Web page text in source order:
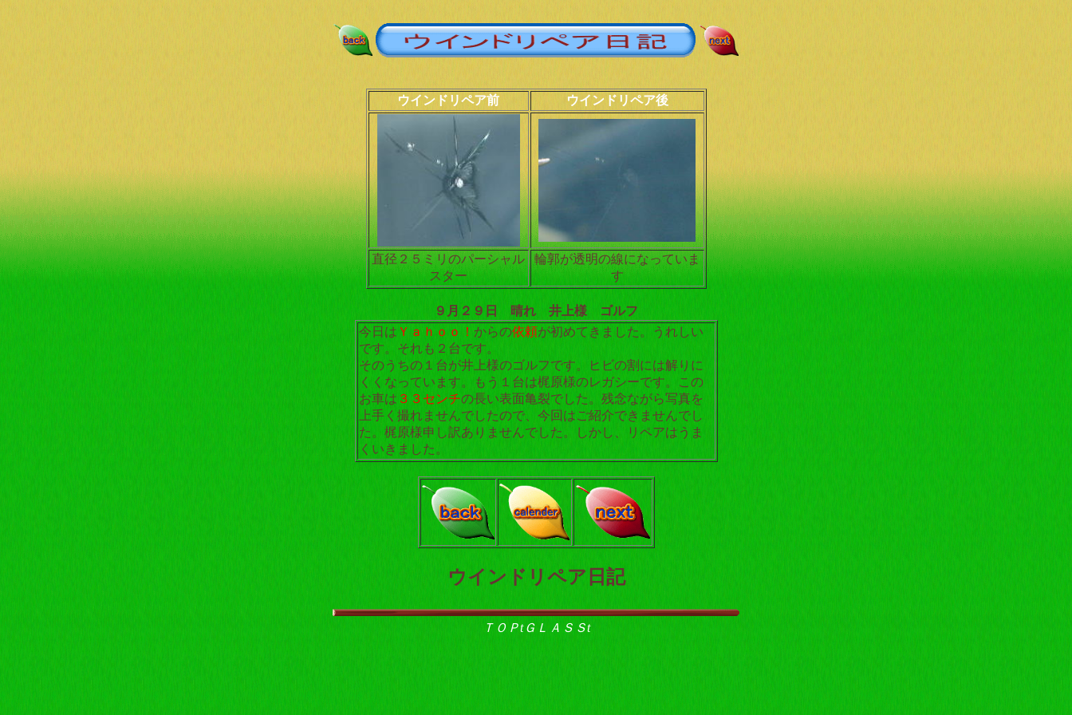
ウインドリペア前 ウインドリペア後
直径２５ミリのパーシャル
スター
輪郭が透明の線になっていま
す
９月２９日 晴れ 井上様 ゴルフ
今日は Ｙａｈｏｏ！ からの依頼が初めてきました。うれしい
です。それも２台です。
そのうちの１台が井上様のゴルフです。ヒビの割には解りに
くくなっています。もう１台は梶原様のレガシーです。この
お車は ３３センチの長い表面亀裂でした。残念ながら写真を
上手く撮れませんでしたので、今回はご紹介できませんでし
た。梶原様申し訳ありませんでした。しかし、リペアはうま
くいきました。
ウインドリペア日記
ＴＯＰtＧＬＡＳＳt